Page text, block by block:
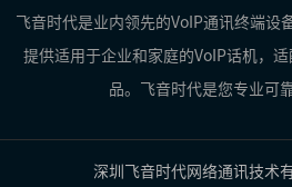
飞音时代是业内领先的VoIP通讯终端设
提供适用于企业和家庭的VoIP话机，
品。飞音时代是您专业可
深圳飞音时代网络通讯技术